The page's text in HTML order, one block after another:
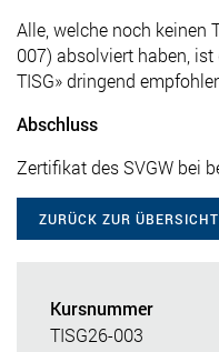
Alle, welche noch keinen
007) absolviert haben, ist
TISG» dringend
Abschluss
Zertifikat des SVGW bei
ZURÜCK ZUR ÜBERSICHT
Kursnummer
TISG26-003